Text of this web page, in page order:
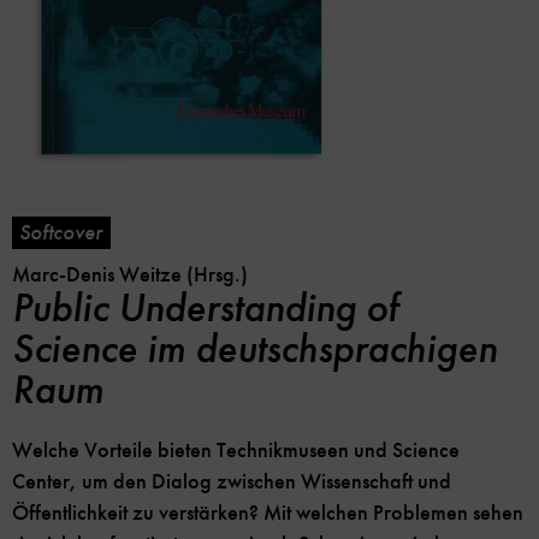
Softcover
Marc-Denis Weitze (Hrsg.)
Public Understanding of
Science im deutschsprachigen
Raum
Welche Vorteile bieten Technikmuseen und Science
Center, um den Dialog zwischen Wissenschaft und
Öffentlichkeit zu verstärken? Mit welchen Problemen sehen